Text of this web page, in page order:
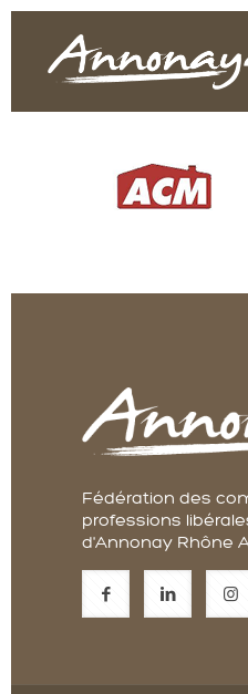
Fédération des
professions
d'Annonay Rhône